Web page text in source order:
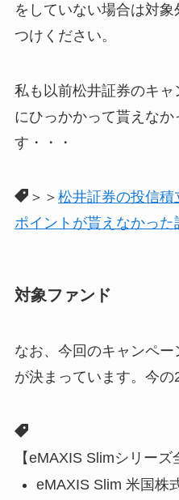
をしていない場合は対
つけください。
私も以前松井証券のキ
にひっかかって貰えなか
す・・・
＞＞ 松井証券の投信
ポイントが貰えなかった
対象ファンド
なお、今回のキャンペ
が決まっています。今の
【eMAXIS Slimシリーズ
eMAXIS Slim 米国株